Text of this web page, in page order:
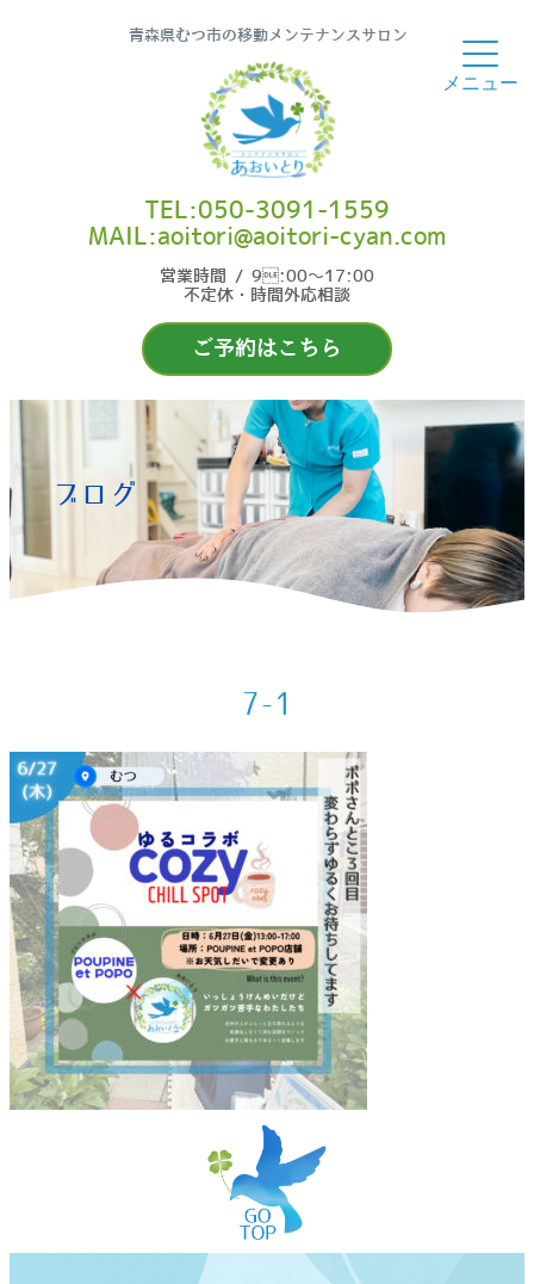
青森県むつ市の移動メンテナンスサロン
ご予約はこちら
TEL:050-3091-1559
MAIL:aoitori@aoitori-cyan.com
営業時間 / 9:00〜17:00
不定休・時間外応相談
ブログ
7-1